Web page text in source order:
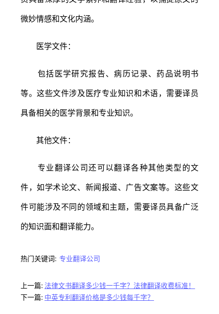
微妙情感和文化内涵。
医学文件：
包括医学研究报告、病历记录、药品说明书
等。这些文件涉及医疗专业知识和术语，需要译员
具备相关的医学背景和专业知识。
其他文件：
专业翻译公司还可以翻译各种其他类型的文
件，如学术论文、新闻报道、广告文案等。这些文
件可能涉及不同的领域和主题，需要译员具备广泛
的知识面和翻译能力。
热门关键词: 专业翻译公司
上一篇: 法律文书翻译多少钱一千字？法律翻译收费标准！
下一篇: 中英专利翻译价格是多少钱每千字？